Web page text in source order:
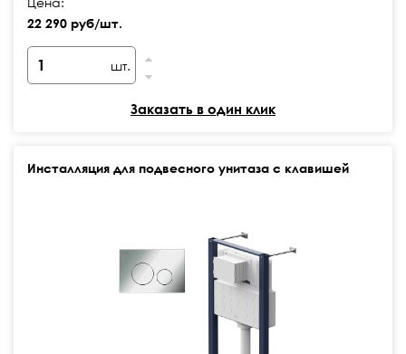
22 290 руб/шт.
шт.
Заказать в один клик
Инсталляция для подвесного унитаза с клавишей